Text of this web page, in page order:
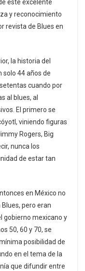
este excelente
y reconocimiento
revista de Blues en
la historia del
solo 44 años de
cuando por
al blues, al
El primero se
viniendo figuras
Rogers, Big
nunca los
de estar tan
en México no
pero eran
gobierno mexicano y
50, 60 y 70, se
posibilidad de
en el tema de la
que difundir entre